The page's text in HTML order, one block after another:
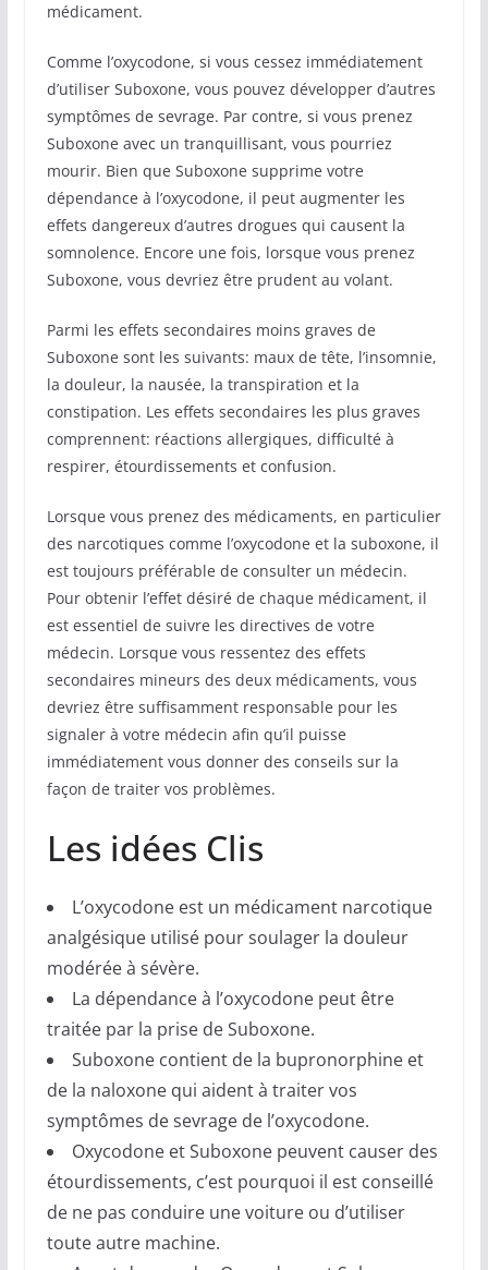
médicament.
Comme l’oxycodone, si vous cessez immédiatement
d’utiliser Suboxone, vous pouvez développer d’autres
symptômes de sevrage. Par contre, si vous prenez
Suboxone avec un tranquillisant, vous pourriez
mourir. Bien que Suboxone supprime votre
dépendance à l’oxycodone, il peut augmenter les
effets dangereux d’autres drogues qui causent la
somnolence. Encore une fois, lorsque vous prenez
Suboxone, vous devriez être prudent au volant.
Parmi les effets secondaires moins graves de
Suboxone sont les suivants: maux de tête, l’insomnie,
la douleur, la nausée, la transpiration et la
constipation. Les effets secondaires les plus graves
comprennent: réactions allergiques, difficulté à
respirer, étourdissements et confusion.
Lorsque vous prenez des médicaments, en particulier
des narcotiques comme l’oxycodone et la suboxone, il
est toujours préférable de consulter un médecin.
Pour obtenir l’effet désiré de chaque médicament, il
est essentiel de suivre les directives de votre
médecin. Lorsque vous ressentez des effets
secondaires mineurs des deux médicaments, vous
devriez être suffisamment responsable pour les
signaler à votre médecin afin qu’il puisse
immédiatement vous donner des conseils sur la
façon de traiter vos problèmes.
Les idées Clis
L’oxycodone est un médicament narcotique
analgésique utilisé pour soulager la douleur
modérée à sévère.
La dépendance à l’oxycodone peut être
traitée par la prise de Suboxone.
Suboxone contient de la bupronorphine et
de la naloxone qui aident à traiter vos
symptômes de sevrage de l’oxycodone.
Oxycodone et Suboxone peuvent causer des
étourdissements, c’est pourquoi il est conseillé
de ne pas conduire une voiture ou d’utiliser
toute autre machine.